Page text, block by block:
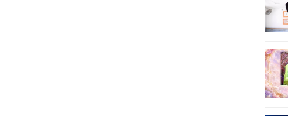
30
31